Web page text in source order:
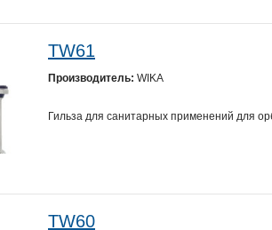
TW61
Производитель: WIKA
Гильза для санитарных применений для
TW60